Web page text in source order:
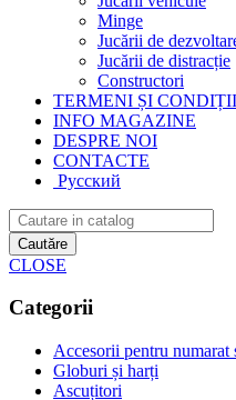
Minge
Jucării de
Jucării de distracție
Constructori
TERMENI ȘI
INFO MAGAZINE
DESPRE NOI
CONTACTE
Русский
Cautăre
CLOSE
Categorii
Accesorii pentru numarat
Globuri și harți
Ascuțitori